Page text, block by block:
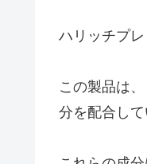
ハリッチプレ
この製品は
分を配合して